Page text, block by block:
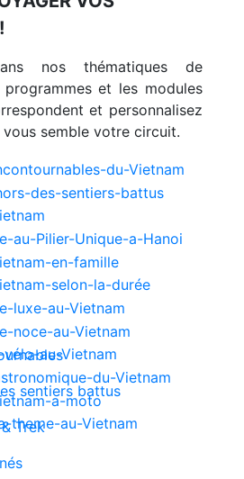
nos thématiques de
et les modules
et personnalisez
semble votre circuit.
sentiers battus
Trek